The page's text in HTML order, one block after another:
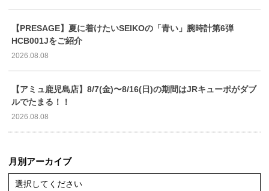
【PRESAGE】夏に着けたいSEIKOの「青い」腕時計第6弾
HCB001Jをご紹介
2026.08.08
【アミュ鹿児島店】8/7(金)〜8/16(日)の期間はJRキューポがダブ
ルでたまる！！
2026.08.08
月別アーカイブ
選択してください